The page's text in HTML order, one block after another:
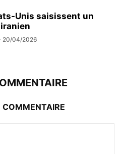
Unis saisissent un
20/04/2026
COMMENTAIRE